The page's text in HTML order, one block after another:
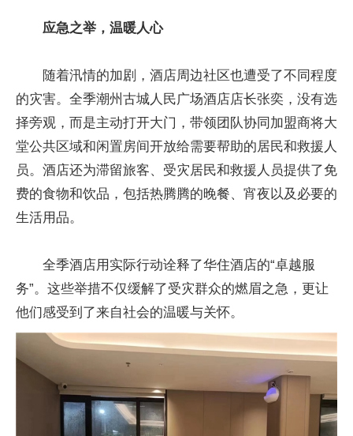
应急之举，温暖人心
随着汛情的加剧，酒店周边社区也遭受了不同程度
的灾害。全季潮州古城人民广场酒店店长张奕，没有选
择旁观，而是主动打开大门，带领团队协同加盟商将大
堂公共区域和闲置房间开放给需要帮助的居民和救援人
员。酒店还为滞留旅客、受灾居民和救援人员提供了免
费的食物和饮品，包括热腾腾的晚餐、宵夜以及必要的
生活用品。
全季酒店用实际行动诠释了华住酒店的“卓越服
务”。这些举措不仅缓解了受灾群众的燃眉之急，更让
他们感受到了来自社会的温暖与关怀。